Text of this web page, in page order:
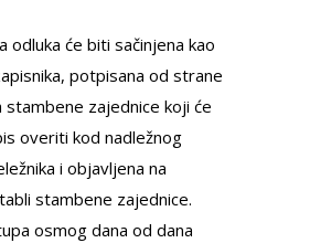
odluka će biti sačinjena kao
potpisana od strane
stambene zajednice koji će
overiti kod nadležnog
i objavlјena na
stambene zajednice.
osmog dana od dana